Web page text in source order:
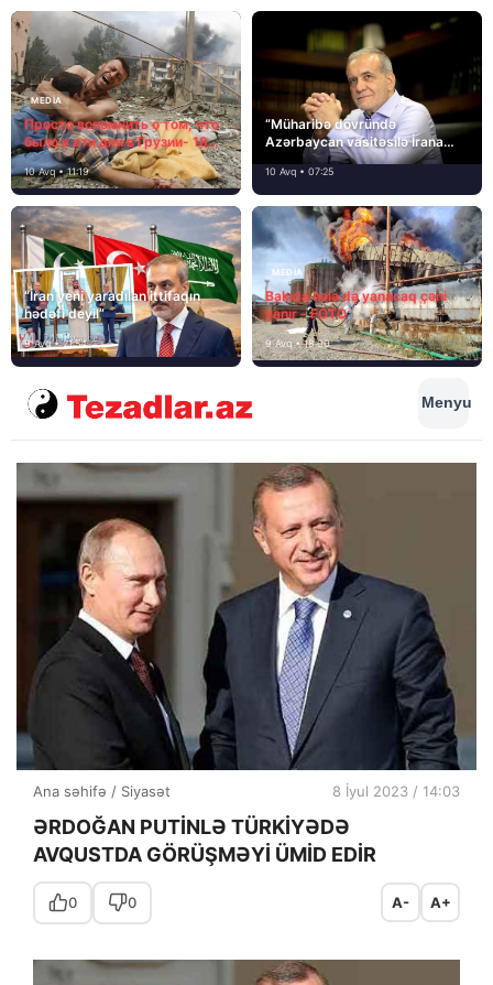
MEDİA
Просто вспомнить о том, что
было в эти дни в Грузии- 18
лет назад, 8 августа 2008
года…
10 Avq • 11:19
“Müharibə dövründə
Azərbaycan vasitəsilə İrana
yardım və dəstək göstərilib”
10 Avq • 07:25
“İran yeni yaradılan ittifaqın
hədəfi deyil”
9 Avq • 21:54
MEDİA
Bakıda hələ də yanacaq çəni
yanır – FOTO
9 Avq • 18:00
Menyu
Ana səhifə / Siyasət 8 İyul 2023 / 14:03
ƏRDOĞAN PUTİNLƏ TÜRKİYƏDƏ
AVQUSTDA GÖRÜŞMƏYİ ÜMİD EDİR
0 0 A- A+